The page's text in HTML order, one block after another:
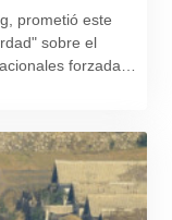
prometió este
sobre el
forzadas
pedir disculpas